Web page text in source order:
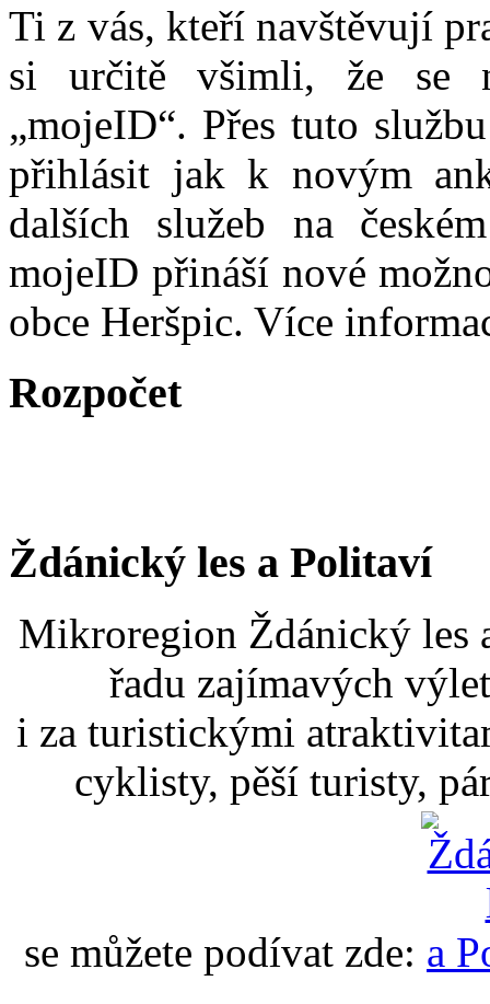
Ti z vás, kteří navštěvují
si určitě všimli, že se
„mojeID“. Přes tuto
přihlásit jak k novým
dalších služeb na
mojeID přináší nové
obce Heršpic. Více
Rozpočet
Ždánický les a Politaví
Mikroregion Ždánický les
řadu zajímavých
i za turistickými
cyklisty, pěší turisty,
se můžete podívat zde: